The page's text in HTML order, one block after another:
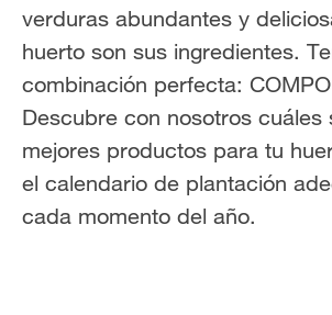
verduras abundantes y
huerto son sus ingredientes.
combinación perfecta:
Descubre con nosotros cuáles
mejores productos para tu
el calendario de plantación
cada momento del año.